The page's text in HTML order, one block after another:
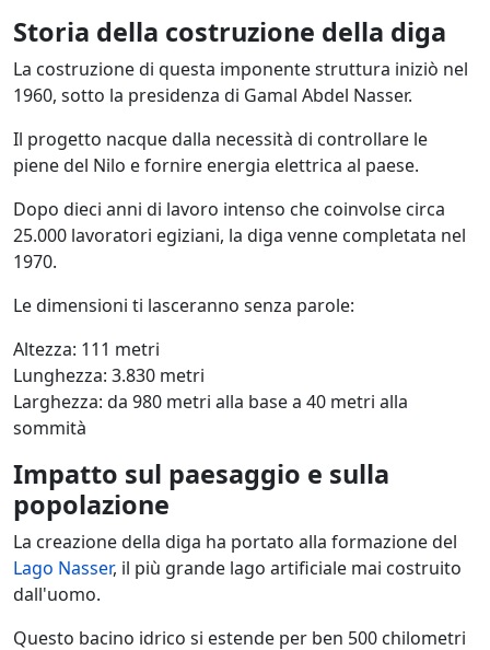
Storia della costruzione della diga
La costruzione di questa imponente struttura iniziò nel
1960, sotto la presidenza di Gamal Abdel Nasser.
Il progetto nacque dalla necessità di controllare le
piene del Nilo e fornire energia elettrica al paese.
Dopo dieci anni di lavoro intenso che coinvolse circa
25.000 lavoratori egiziani, la diga venne completata nel
1970.
Le dimensioni ti lasceranno senza parole:
Altezza: 111 metri
Lunghezza: 3.830 metri
Larghezza: da 980 metri alla base a 40 metri alla
sommità
Impatto sul paesaggio e sulla
popolazione
La creazione della diga ha portato alla formazione del
Lago Nasser, il più grande lago artificiale mai costruito
dall'uomo.
Questo bacino idrico si estende per ben 500 chilometri